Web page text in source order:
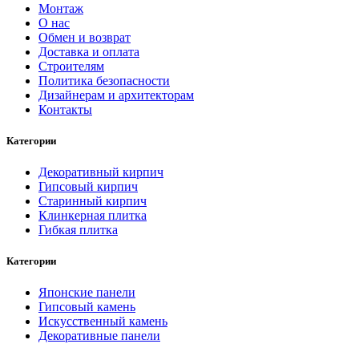
Монтаж
О нас
Обмен и возврат
Доставка и оплата
Строителям
Политика безопасности
Дизайнерам и архитекторам
Контакты
Категории
Декоративный кирпич
Гипсовый кирпич
Старинный кирпич
Клинкерная плитка
Гибкая плитка
Категории
Японские панели
Гипсовый камень
Искусственный камень
Декоративные панели